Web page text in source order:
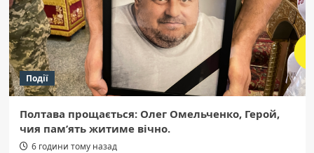
Події
Полтава прощається: Олег Омельченко, Герой,
чия пам’ять житиме вічно.
6 години тому назад